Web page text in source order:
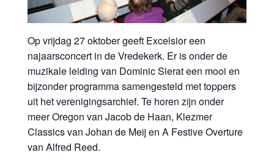
Op vrijdag 27 oktober geeft Excelsior een
najaarsconcert in de Vredekerk. Er is onder de
muzikale leiding van Dominic Sierat een mooi en
bijzonder programma samengesteld met toppers
uit het verenigingsarchief. Te horen zijn onder
meer Oregon van Jacob de Haan, Klezmer
Classics van Johan de Meij en A Festive Overture
van Alfred Reed.